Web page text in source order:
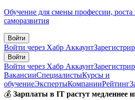
Обучение для смены профессии, роста
саморазвития
Войти
Войти через Хабр Аккаунт
Войти
Войти через Хабр Аккаунт
ВакансииСпециалистыКурсы и
обучениеЭкспертыКомпанииРейтинг
💰 Зарплаты в IT растут медленнее